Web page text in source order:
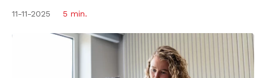
11-11-2025 5 min.